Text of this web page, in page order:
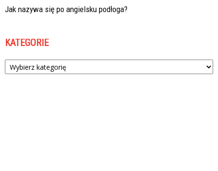
Jak nazywa się po angielsku podłoga?
KATEGORIE
Kategorie